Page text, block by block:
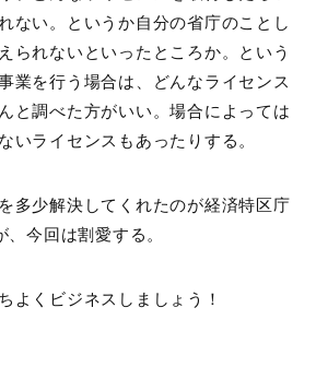
ない。というか自分の省庁のことし
られないといったところか。という
業を行う場合は、どんなライセンス
と調べた方がいい。場合によっては
いライセンスもあったりする。
多少解決してくれたのが経済特区庁
、今回は割愛する。
よくビジネスしましょう！